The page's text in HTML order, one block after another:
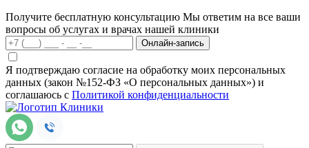
Получите бесплатную консультацию Мы ответим на все ваши
вопросы об услугах и врачах нашей клиники
Онлайн-запись
Я подтверждаю согласие на обработку моих персональных
данных (закон №152-ФЗ «О персональных данных») и
соглашаюсь с Политикой конфиденциальности